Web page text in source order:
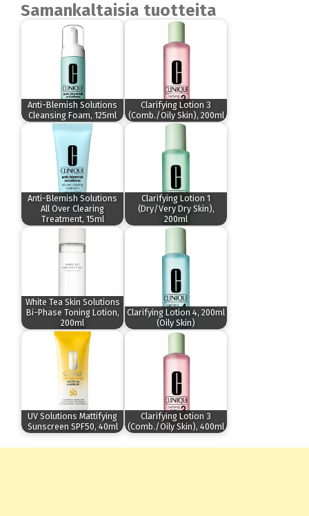
Samankaltaisia tuotteita
Anti-Blemish Solutions
Cleansing Foam, 125ml
Clarifying Lotion 3
(Comb./Oily Skin), 200ml
Anti-Blemish Solutions
All Over Clearing
Treatment, 15ml
Clarifying Lotion 1
(Dry/Very Dry Skin),
200ml
White Tea Skin Solutions
Bi-Phase Toning Lotion,
200ml
Clarifying Lotion 4, 200ml
(Oily Skin)
UV Solutions Mattifying
Sunscreen SPF50, 40ml
Clarifying Lotion 3
(Comb./Oily Skin), 400ml